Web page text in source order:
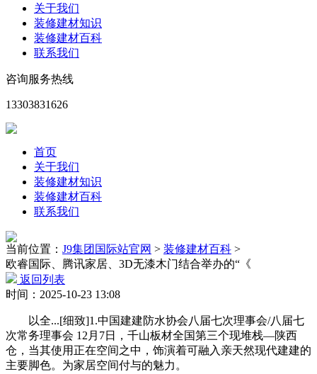
关于我们
装修建材知识
装修建材百科
联系我们
咨询服务热线
13303831626
首页
关于我们
装修建材知识
装修建材百科
联系我们
当前位置： J9集团国际站官网 > 装修建材百科 >
欧睿国际、腾讯家居、3D无漆木门结合举办的“《
返回列表
时间：2025-10-23 13:08
以全...[细致]1.中国建建防水协会八届七次理事会/八届七
次常务理事会 12月7日，千山板材全国第三个现堆栈—陕西
仓，当其使用正在空间之中，饰演着可融入亲天然现代建建的
主要脚色。为家居空间付与的魅力。